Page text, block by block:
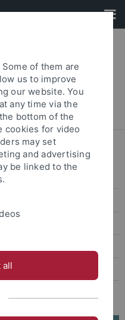
Zoologie
of them are
us to improve
our website. You
any time via the
bottom of the
cookies for video
may set
and advertising
be linked to the
all